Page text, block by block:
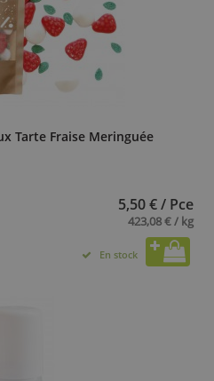
Tarte Fraise Meringuée
5,50 € / Pce
423,08 € / kg
En stock